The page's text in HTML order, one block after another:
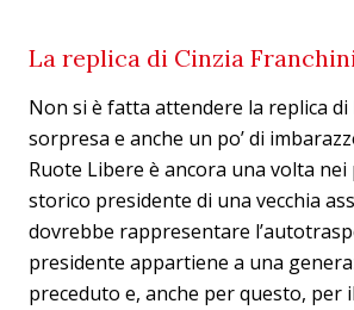
La replica di Cinzia
Non si è fatta attendere la replica di
sorpresa e anche un po’ di
Ruote Libere è ancora una volta
storico presidente di una vecchia
dovrebbe rappresentare
presidente appartiene a una
preceduto e, anche per questo, per